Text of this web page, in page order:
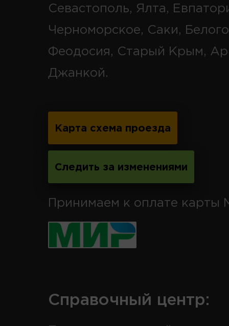
Севастополь, Ялта,
Черноморское, Саки,
Феодосия, Старый Крым,
Джанкой.
Карта схема проезда
Следить за изменениями
Принимаем к оплате карты
Справочный центр: